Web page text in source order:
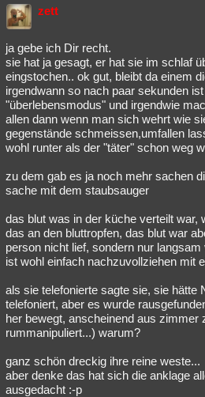
zett
ja gebe ich Dir recht.
sie hat ja gesagt, er hat sie im schlaf
eingstochen.. ok gut, bleibt da einem
irgendwann so nach paar sekunden
"überlebensmodus" und irgendwie
allen dann wenn man sich wehrt wie
gegenstände schmeissen,umfallen
wohl runter als der "täter" schon weg
zu dem gab es ja noch mehr sachen
sache mit dem staubsauger
das blut was in der küche verteilt war,
das an den bluttropfen, das blut war
person nicht lief, sondern nur
ist wohl einfach nachzuvollziehen mit
als sie telefonierte sagte sie, sie hätte
telefoniert, aber es wurde
her bewegt, anscheinend aus zimmer
rummanipuliert...) warum?
ganz schön dreckig ihre reine weste...
aber denke das hat sich die anklage
ausgedacht :-p